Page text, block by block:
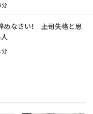
分
なさい！ ――上司失格と思
分